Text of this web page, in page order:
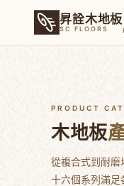
昇詮木地板
SC FLOORS
PRODUCT
木地板
從複合式到耐
十六個系列滿足